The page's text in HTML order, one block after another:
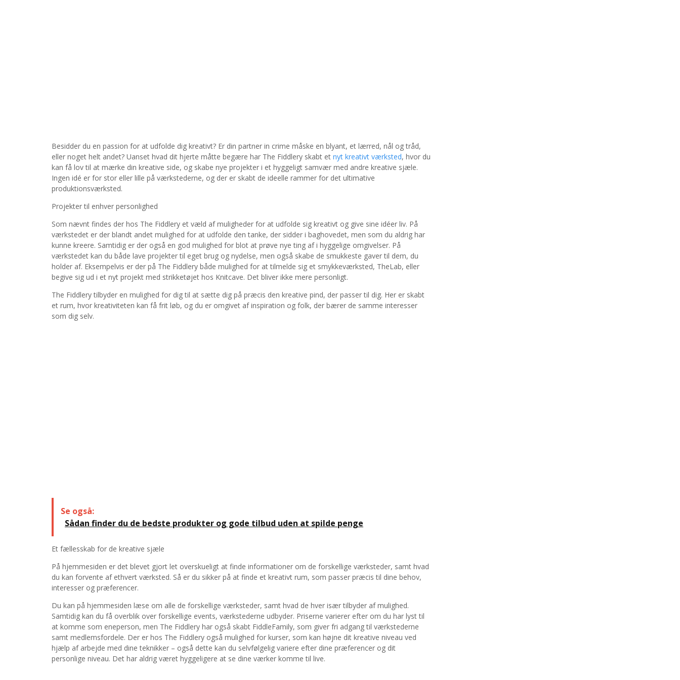
Besidder du en passion for at udfolde dig kreativt? Er din partner in crime måske en blyant, et lærred, nål og tråd,
eller noget helt andet? Uanset hvad dit hjerte måtte begære har The Fiddlery skabt et nyt kreativt værksted, hvor du
kan få lov til at mærke din kreative side, og skabe nye projekter i et hyggeligt samvær med andre kreative sjæle.
Ingen idé er for stor eller lille på værkstederne, og der er skabt de ideelle rammer for det ultimative
produktionsværksted.
Projekter til enhver personlighed
Som nævnt findes der hos The Fiddlery et væld af muligheder for at udfolde sig kreativt og give sine idéer liv. På
værkstedet er der blandt andet mulighed for at udfolde den tanke, der sidder i baghovedet, men som du aldrig har
kunne kreere. Samtidig er der også en god mulighed for blot at prøve nye ting af i hyggelige omgivelser. På
værkstedet kan du både lave projekter til eget brug og nydelse, men også skabe de smukkeste gaver til dem, du
holder af. Eksempelvis er der på The Fiddlery både mulighed for at tilmelde sig et smykkeværksted, TheLab, eller
begive sig ud i et nyt projekt med strikketøjet hos Knitcave. Det bliver ikke mere personligt.
The Fiddlery tilbyder en mulighed for dig til at sætte dig på præcis den kreative pind, der passer til dig. Her er skabt
et rum, hvor kreativiteten kan få frit løb, og du er omgivet af inspiration og folk, der bærer de samme interesser
som dig selv.
Se også:
Sådan finder du de bedste produkter og gode tilbud uden at spilde penge
Et fællesskab for de kreative sjæle
På hjemmesiden er det blevet gjort let overskueligt at finde informationer om de forskellige værksteder, samt hvad
du kan forvente af ethvert værksted. Så er du sikker på at finde et kreativt rum, som passer præcis til dine behov,
interesser og præferencer.
Du kan på hjemmesiden læse om alle de forskellige værksteder, samt hvad de hver især tilbyder af mulighed.
Samtidig kan du få overblik over forskellige events, værkstederne udbyder. Priserne varierer efter om du har lyst til
at komme som eneperson, men The Fiddlery har også skabt FiddleFamily, som giver fri adgang til værkstederne
samt medlemsfordele. Der er hos The Fiddlery også mulighed for kurser, som kan højne dit kreative niveau ved
hjælp af arbejde med dine teknikker – også dette kan du selvfølgelig variere efter dine præferencer og dit
personlige niveau. Det har aldrig været hyggeligere at se dine værker komme til live.